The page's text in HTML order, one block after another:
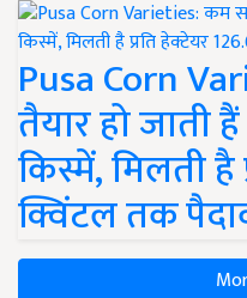
Pusa Corn
तैयार हो जाती
किस्में, मिलती है
क्विंटल तक